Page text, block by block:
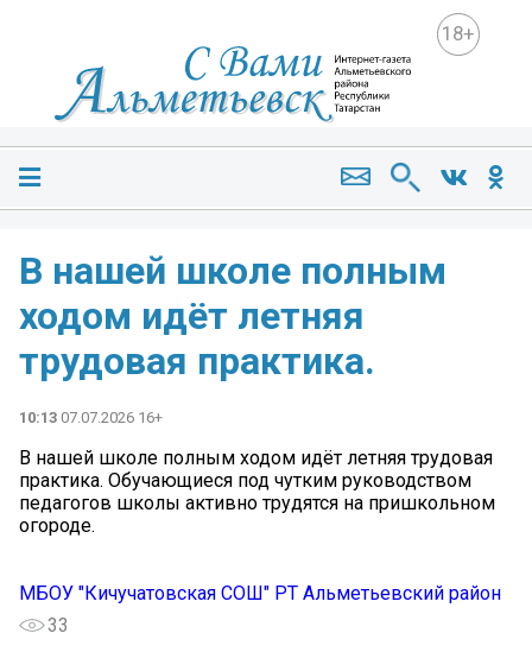
18+
В нашей школе полным
ходом идёт летняя
трудовая практика.
10:13 07.07.2026 16+
В нашей школе полным ходом идёт летняя трудовая
практика. Обучающиеся под чутким руководством
педагогов школы активно трудятся на пришкольном
огороде.
МБОУ "Кичучатовская СОШ" РТ Альметьевский район
33